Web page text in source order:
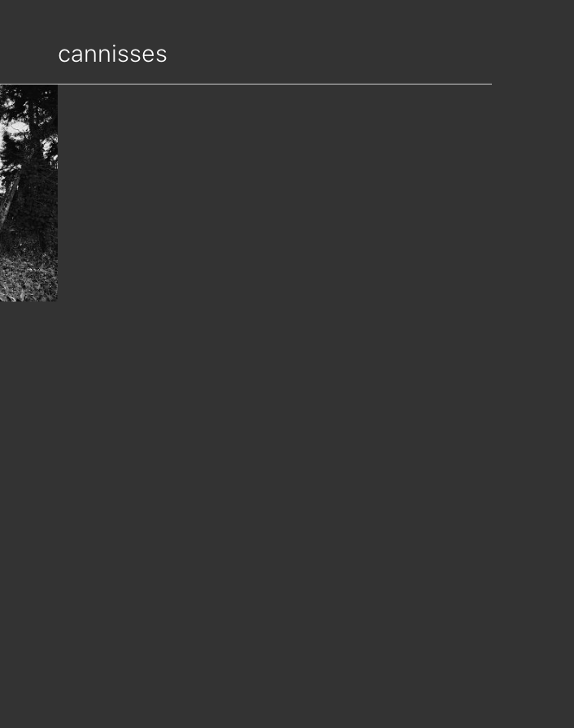
cannisses